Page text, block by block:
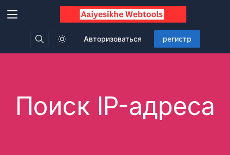
Авторизоваться регистр
Поиск IP-адреса